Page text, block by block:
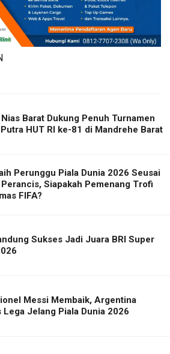
Nias Barat Dukung Penuh Turnamen
HUT RI ke-81 di Mandrehe Barat
Perunggu Piala Dunia 2026 Seusai
Perancis, Siapakah Pemenang Trofi
FIFA?
Sukses Jadi Juara BRI Super
Messi Membaik, Argentina
Lega Jelang Piala Dunia 2026